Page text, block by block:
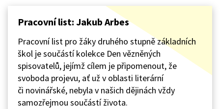
Pracovní list: Jakub Arbes
Pracovní list pro žáky druhého stupně základních
škol je součástí kolekce Den vězněných
spisovatelů, jejímž cílem je připomenout, že
svoboda projevu, ať už v oblasti literární
či novinářské, nebyla v našich dějinách vždy
samozřejmou součástí života.